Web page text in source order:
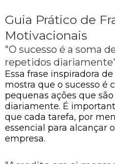
Guia Prático de
Motivacionais
"O sucesso é a soma
repetidos
Essa frase inspiradora
mostra que o sucesso é
pequenas ações que
diariamente. É
que cada tarefa, por
essencial para alcançar
empresa.